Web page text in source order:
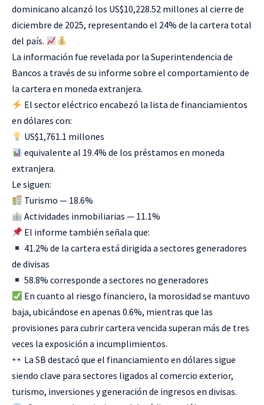
dominicano alcanzó los US$10,228.52 millones al cierre de
diciembre de 2025, representando el 24% de la cartera total
del país.
La información fue revelada por la Superintendencia de
Bancos a través de su informe sobre el comportamiento de
la cartera en moneda extranjera.
El sector eléctrico encabezó la lista de financiamientos
en dólares con:
US$1,761.1 millones
equivalente al 19.4% de los préstamos en moneda
extranjera.
Le siguen:
Turismo — 18.6%
Actividades inmobiliarias — 11.1%
El informe también señala que:
41.2% de la cartera está dirigida a sectores generadores
de divisas
58.8% corresponde a sectores no generadores
En cuanto al riesgo financiero, la morosidad se mantuvo
baja, ubicándose en apenas 0.6%, mientras que las
provisiones para cubrir cartera vencida superan más de tres
veces la exposición a incumplimientos.
La SB destacó que el financiamiento en dólares sigue
siendo clave para sectores ligados al comercio exterior,
turismo, inversiones y generación de ingresos en divisas.